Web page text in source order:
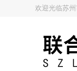
欢迎光临苏州